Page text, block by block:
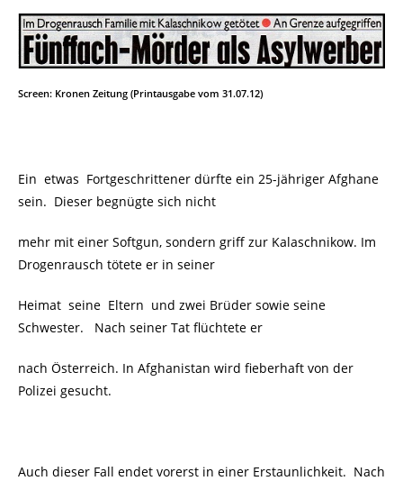
Screen: Kronen Zeitung (Printausgabe vom 31.07.12)
Ein etwas Fortgeschrittener dürfte ein 25-jähriger Afghane
sein. Dieser begnügte sich nicht
mehr mit einer Softgun, sondern griff zur Kalaschnikow. Im
Drogenrausch tötete er in seiner
Heimat seine Eltern und zwei Brüder sowie seine
Schwester. Nach seiner Tat flüchtete er
nach Österreich. In Afghanistan wird fieberhaft von der
Polizei gesucht.
Auch dieser Fall endet vorerst in einer Erstaunlichkeit. Nach